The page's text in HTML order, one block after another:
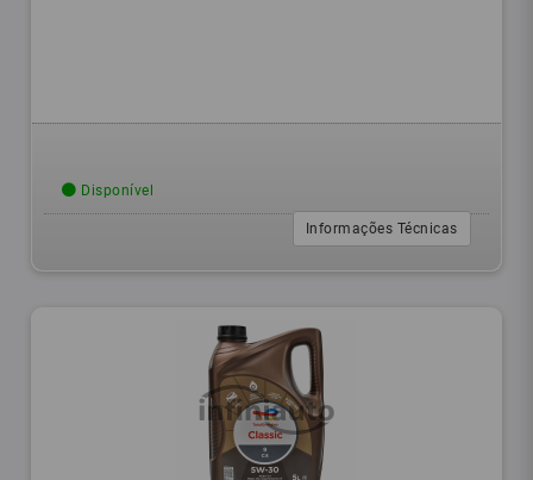
Disponível
Informações Técnicas